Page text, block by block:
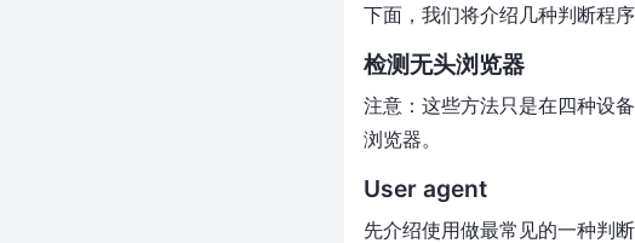
下面，我们将介绍几种判断程
检测无头浏览器
注意：这些方法只是在四种设
浏览器。
User agent
先介绍使用做最常见的一种判